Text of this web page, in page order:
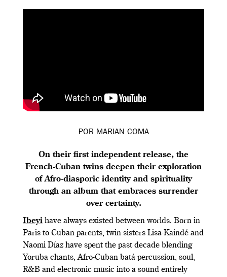
POR MARIAN COMA
On their first independent release, the
French-Cuban twins deepen their exploration
of Afro-diasporic identity and spirituality
through an album that embraces surrender
over certainty.
Ibeyi have always existed between worlds. Born in
Paris to Cuban parents, twin sisters Lisa-Kaindé and
Naomi Díaz have spent the past decade blending
Yoruba chants, Afro-Cuban batá percussion, soul,
R&B and electronic music into a sound entirely